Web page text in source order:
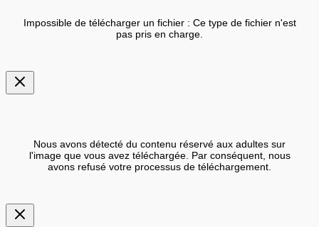
Impossible de télécharger un fichier : Ce type de fichier n'est
pas pris en charge.
Nous avons détecté du contenu réservé aux adultes sur
l'image que vous avez téléchargée. Par conséquent, nous
avons refusé votre processus de téléchargement.